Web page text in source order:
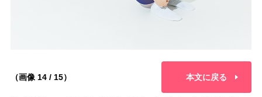
（画像 14 / 15） 本文に戻る